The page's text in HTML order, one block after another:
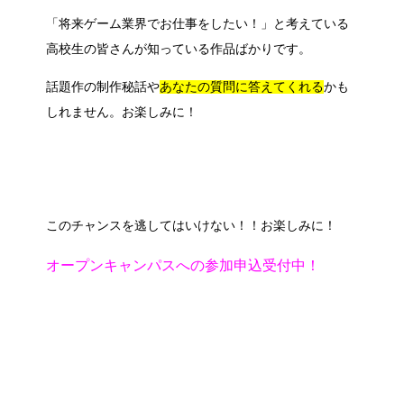
「将来ゲーム業界でお仕事をしたい！」と考えている
高校生の皆さんが知っている作品ばかりです。
話題作の制作秘話やあなたの質問に答えてくれるかも
しれません。お楽しみに！
このチャンスを逃してはいけない！！お楽しみに！
オープンキャンパスへの参加申込受付中！